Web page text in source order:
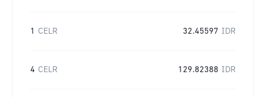
1 CELR 32.45597 IDR
4 CELR 129.82388 IDR